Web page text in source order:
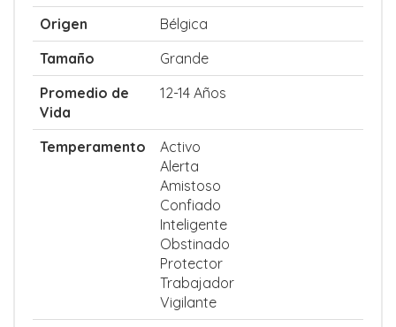
Origen
Bélgica
Tamaño
Grande
Promedio de
Vida
12-14 Años
Temperamento
Activo
Alerta
Amistoso
Confiado
Inteligente
Obstinado
Protector
Trabajador
Vigilante